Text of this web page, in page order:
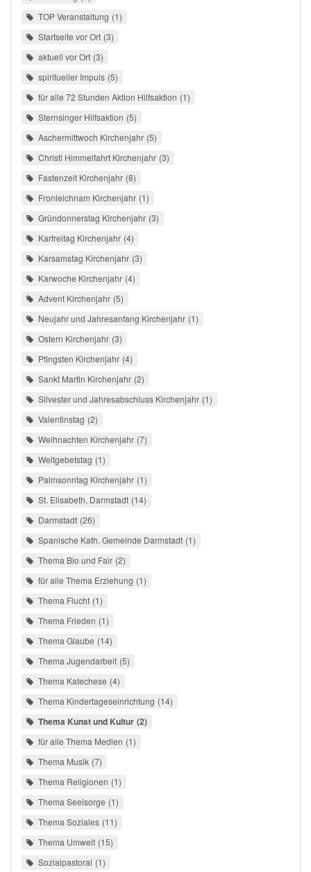
TOP Veranstaltung 1
Startseite vor Ort 3
aktuell vor Ort 3
spiritueller Impuls 5
für alle 72 Stunden Aktion Hilfsaktion 1
Sternsinger Hilfsaktion 5
Aschermittwoch Kirchenjahr 5
Christi Himmelfahrt Kirchenjahr 3
Fastenzeit Kirchenjahr 8
Fronleichnam Kirchenjahr 1
Gründonnerstag Kirchenjahr 3
Karfreitag Kirchenjahr 4
Karsamstag Kirchenjahr 3
Karwoche Kirchenjahr 4
Advent Kirchenjahr 5
Neujahr und Jahresanfang Kirchenjahr 1
Ostern Kirchenjahr 3
Pfingsten Kirchenjahr 4
Sankt Martin Kirchenjahr 2
Silvester und Jahresabschluss Kirchenjahr 1
Valentinstag 2
Weihnachten Kirchenjahr 7
Weltgebetstag 1
Palmsonntag Kirchenjahr 1
St. Elisabeth, Darmstadt 14
Darmstadt 26
Spanische Kath. Gemeinde Darmstadt 1
Thema Bio und Fair 2
für alle Thema Erziehung 1
Thema Flucht 1
Thema Frieden 1
Thema Glaube 14
Thema Jugendarbeit 5
Thema Katechese 4
Thema Kindertageseinrichtung 14
Thema Kunst und Kultur 2
für alle Thema Medien 1
Thema Musik 7
Thema Religionen 1
Thema Seelsorge 1
Thema Soziales 11
Thema Umwelt 15
Sozialpastoral 1